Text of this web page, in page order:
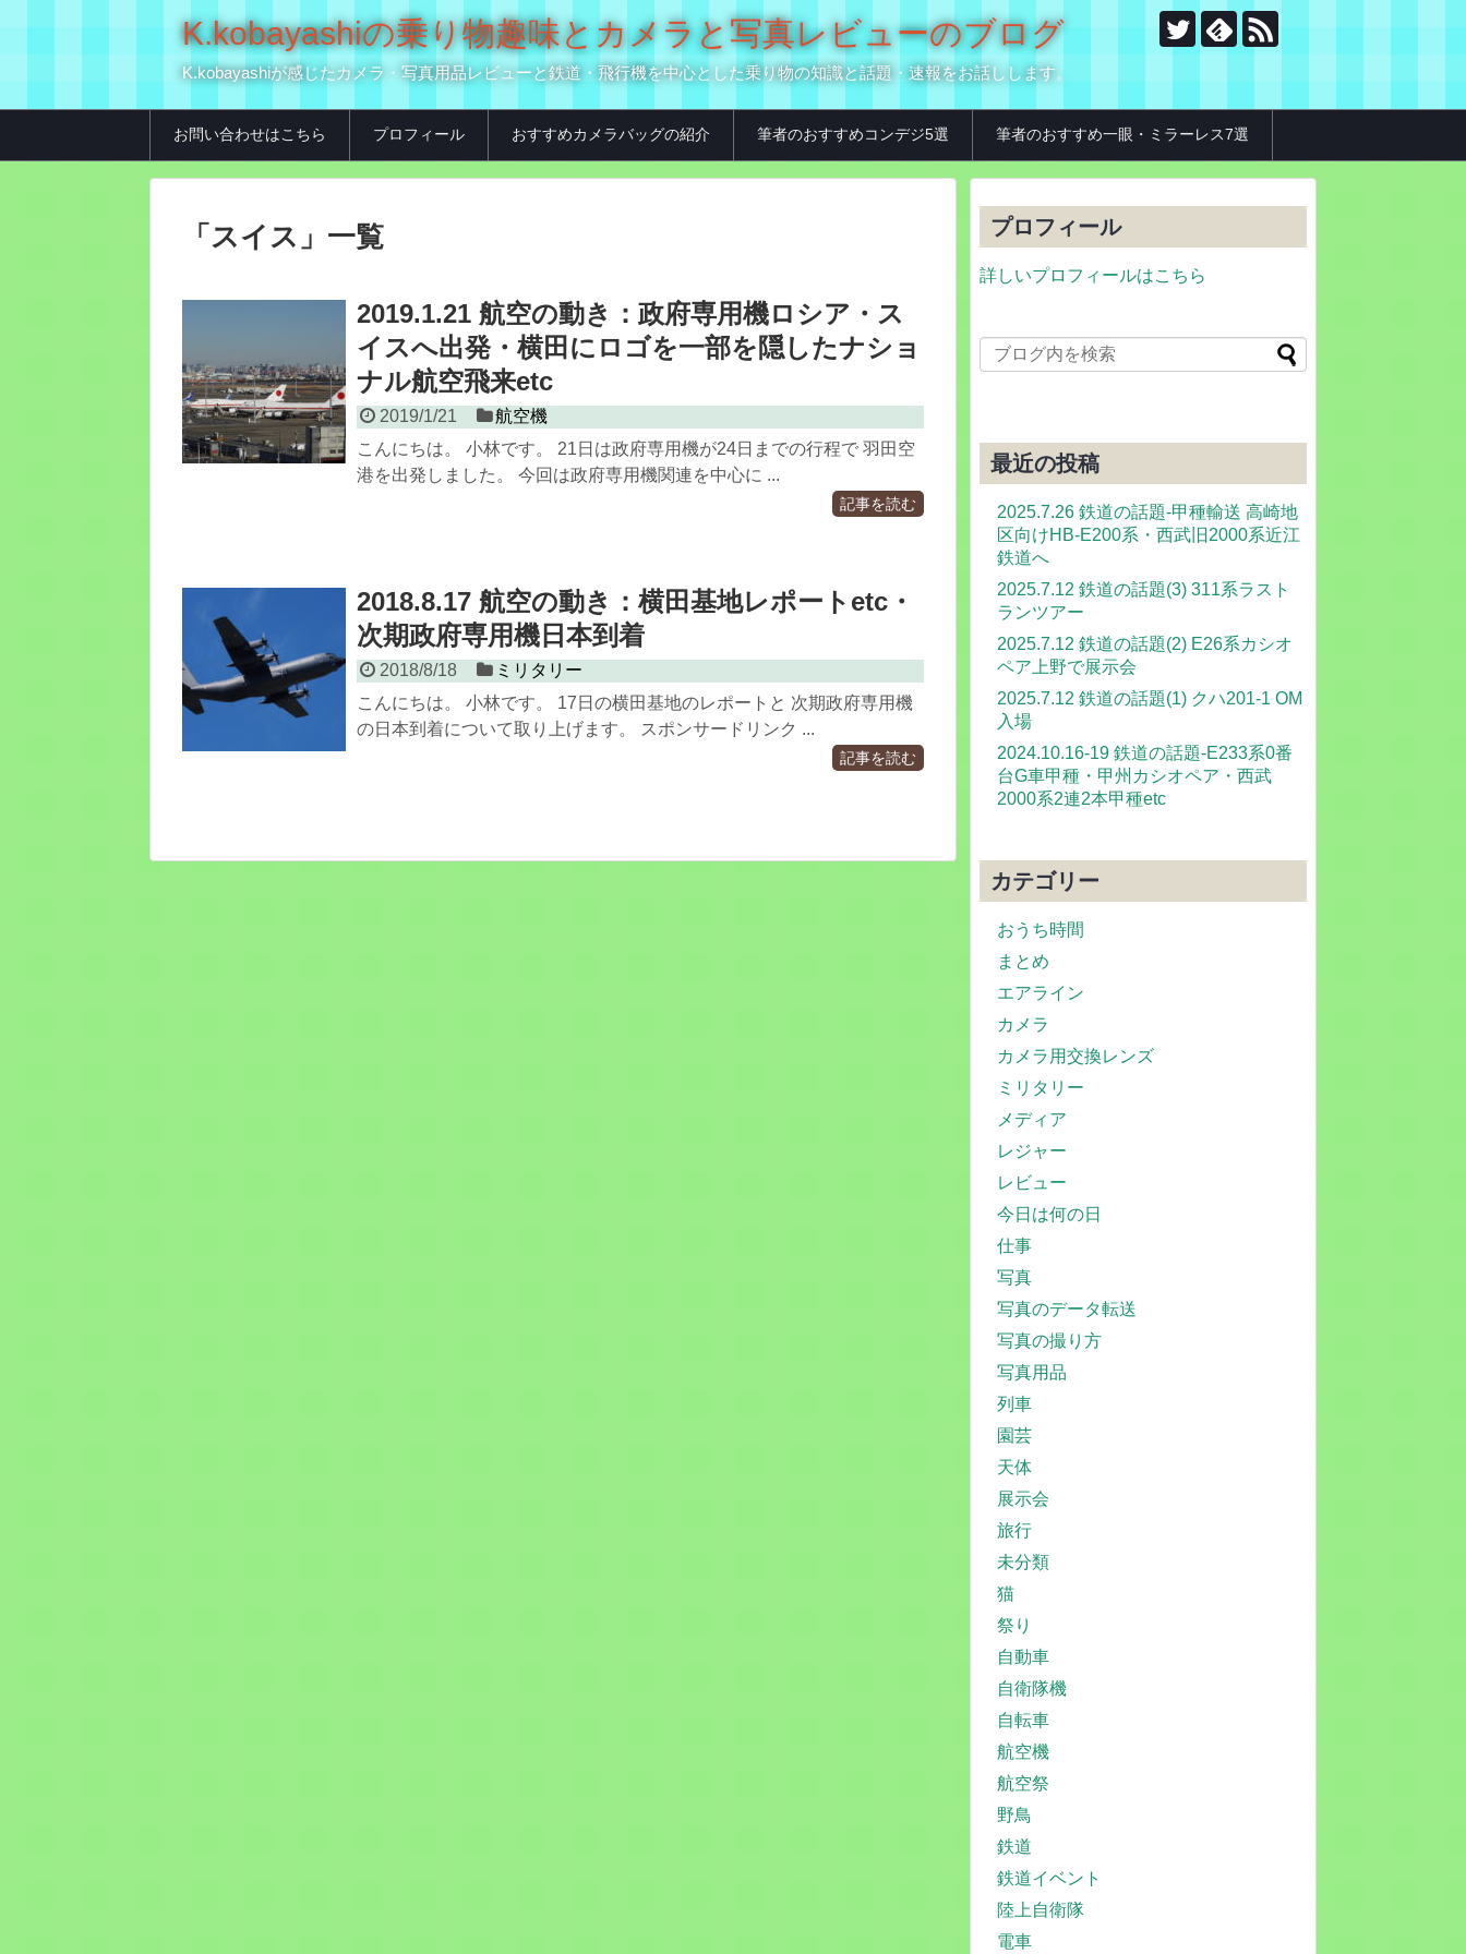
K.kobayashiの乗り物趣味とカメラと写真レビューのブログ
K.kobayashiが感じたカメラ・写真用品レビューと鉄道・飛行機を中心とした乗り物の知識と話題・速報をお話しします。
お問い合わせはこちら プロフィール おすすめカメラバッグの紹介 筆者のおすすめコンデジ5選 筆者のおすすめ一眼・ミラーレス7選
「 スイス 」 一覧
2019.1.21 航空の動き：政府専用機ロシア・ス
イスへ出発・横田にロゴを一部を隠したナショ
ナル航空飛来etc
2019/1/21
航空機
こんにちは。 小林です。 21日は政府専用機が24日までの行程で 羽田空
港を出発しました。 今回は政府専用機関連を中心に ...
記事を読む
2018.8.17 航空の動き：横田基地レポートetc・
次期政府専用機日本到着
2018/8/18
ミリタリー
こんにちは。 小林です。 17日の横田基地のレポートと 次期政府専用機
の日本到着について取り上げます。 スポンサードリンク ...
記事を読む
プロフィール
詳しいプロフィールはこちら
最近の投稿
2025.7.26 鉄道の話題-甲種輸送 高崎地
区向けHB-E200系・西武旧2000系近江
鉄道へ
2025.7.12 鉄道の話題(3) 311系ラスト
ランツアー
2025.7.12 鉄道の話題(2) E26系カシオ
ペア上野で展示会
2025.7.12 鉄道の話題(1) クハ201-1 OM
入場
2024.10.16-19 鉄道の話題-E233系0番
台G車甲種・甲州カシオペア・西武
2000系2連2本甲種etc
カテゴリー
おうち時間
まとめ
エアライン
カメラ
カメラ用交換レンズ
ミリタリー
メディア
レジャー
レビュー
今日は何の日
仕事
写真
写真のデータ転送
写真の撮り方
写真用品
列車
園芸
天体
展示会
旅行
未分類
猫
祭り
自動車
自衛隊機
自転車
航空機
航空祭
野鳥
鉄道
鉄道イベント
陸上自衛隊
電車